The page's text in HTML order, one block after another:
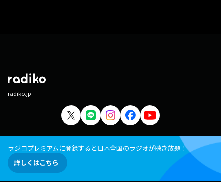
radiko.jp
ラジコプレミアムに登録すると日本全国のラジオが聴き放題！
詳しくはこちら